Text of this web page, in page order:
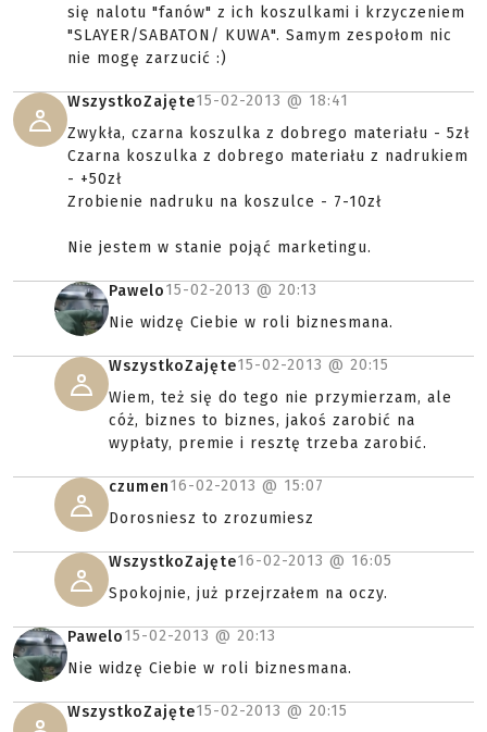
się nalotu "fanów" z ich koszulkami i krzyczeniem
"SLAYER/SABATON/ KUWA". Samym zespołom nic
nie mogę zarzucić :)
WszystkoZajęte15-02-2013 @ 18:41
Zwykła, czarna koszulka z dobrego materiału - 5zł
Czarna koszulka z dobrego materiału z nadrukiem
- +50zł
Zrobienie nadruku na koszulce - 7-10zł
Nie jestem w stanie pojąć marketingu.
Pawelo15-02-2013 @ 20:13
Nie widzę Ciebie w roli biznesmana.
WszystkoZajęte15-02-2013 @ 20:15
Wiem, też się do tego nie przymierzam, ale
cóż, biznes to biznes, jakoś zarobić na
wypłaty, premie i resztę trzeba zarobić.
czumen16-02-2013 @ 15:07
Dorosniesz to zrozumiesz
WszystkoZajęte16-02-2013 @ 16:05
Spokojnie, już przejrzałem na oczy.
Pawelo15-02-2013 @ 20:13
Nie widzę Ciebie w roli biznesmana.
WszystkoZajęte15-02-2013 @ 20:15